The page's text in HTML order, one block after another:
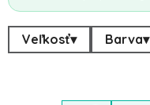
Veľkosť▾ Barva▾